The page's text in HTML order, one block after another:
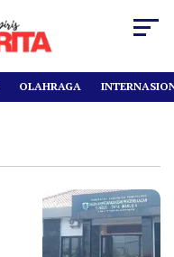
OLAHRAGA